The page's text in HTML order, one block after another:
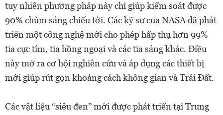
tuy nhiên phương pháp này chỉ giúp kiểm soát được
90% chùm sáng chiếu tới. Các kỹ sư của NASA đã phát
triển một công nghệ mới cho phép hấp thụ hơn 99%
tia cực tím, tia hồng ngoại và các tia sáng khác. Điều
này mở ra cơ hội nghiên cứu và áp dụng các thiết bị
mới giúp rút gọn khoảng cách không gian và Trái Đất.
Các vật liệu “siêu đen” mới được phát triển tại Trung